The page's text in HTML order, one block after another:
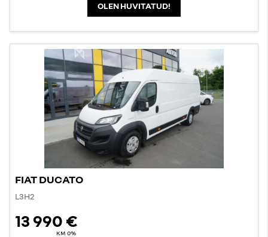
OLEN HUVITATUD!
FIAT DUCATO
L3H2
13 990 €
KM 0%